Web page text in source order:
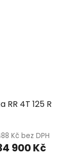
RR 4T 125 R
Kč bez DPH
900 Kč